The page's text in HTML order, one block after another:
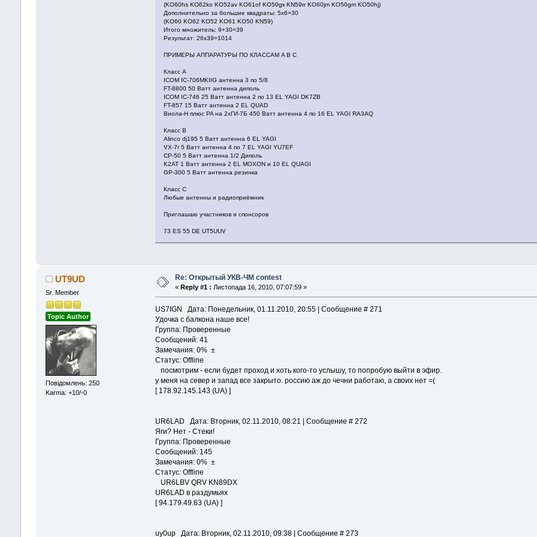
(KO60hs KO62ko KO52av KO61of KO50gк KN59rr KO60jm KO50gm KO50hj)
Дополнительно за большие квадраты: 5x6=30
(KO60 KO62 KO52 KO61 KO50 KN59)
Итого множитель: 9+30=39
Результат: 26x39=1014
ПРИМЕРЫ АППАРАТУРЫ ПО КЛАССАМ A B C
Класс А
ICOM IC-706MKIIG антенна 3 по 5/8
FT-8800 50 Ватт антенна диполь
ICOM IC-746 25 Ватт антенна 2 по 13 EL YAGI DK7ZB
FT-857 15 Ватт антенна 2 EL QUAD
Виола-Н плюс PA на 2хГИ-7Б 450 Ватт антенна 4 по 16 EL YAGI RA3AQ
Класс В
Alinco dj195 5 Ватт антенна 6 EL YAGI
VX-7r 5 Ватт антенна 4 по 7 EL YAGI YU7EF
CP-50 5 Ватт антенна 1/2 Диполь
K2AT 1 Ватт антенна 2 EL MOXON и 10 EL QUAGI
GP-300 5 Ватт антенна резинка
Класс С
Любые антенны и радиоприёмник
Приглашаю участников и спонсоров
73 ES 55 DE UT5UUV
UT9UD
Sr. Member
Topic Author
Повідомлень: 250
Karma: +10/-0
Re: Открытый УКВ-ЧМ contest
« Reply #1 : Листопада 16, 2010, 07:07:59 »
US7IGN Дата: Понедельник, 01.11.2010, 20:55 | Сообщение # 271
Удочка с балкона наше все!
Группа: Проверенные
Сообщений: 41
Замечания: 0% ±
Статус: Offline
посмотрим - если будет проход и хоть кого-то услышу, то попробую выйти в эфир.
у меня на север и запад все закрыто. россию аж до чечни работаю, а своих нет =(
[ 178.92.145.143 (UA) ]
UR6LAD Дата: Вторник, 02.11.2010, 08:21 | Сообщение # 272
Яги? Нет - Стеки!
Группа: Проверенные
Сообщений: 145
Замечания: 0% ±
Статус: Offline
UR6LBV QRV KN89DX
UR6LAD в раздумьях
[ 94.179.49.63 (UA) ]
uy0up Дата: Вторник, 02.11.2010, 09:38 | Сообщение # 273